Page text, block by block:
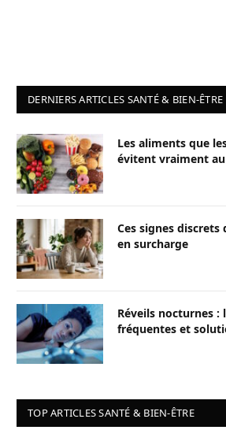
DERNIERS ARTICLES SANTÉ & BIEN-ÊTRE
Les aliments que
évitent vraiment
Ces signes
en surcharge
Réveils nocturnes :
fréquentes et
TOP ARTICLES SANTÉ & BIEN-ÊTRE